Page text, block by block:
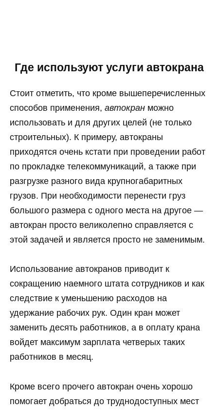
Где используют услуги автокрана
Стоит отметить, что кроме вышеперечисленных
способов применения, автокран можно
использовать и для других целей (не только
строительных). К примеру, автокраны
приходятся очень кстати при проведении работ
по прокладке телекоммуникаций, а также при
разгрузке разного вида крупногабаритных
грузов. При необходимости перенести груз
большого размера с одного места на другое —
автокран просто великолепно справляется с
этой задачей и является просто не заменимым.
Использование автокранов приводит к
сокращению наемного штата сотрудников и как
следствие к уменьшению расходов на
удержание рабочих рук. Один кран может
заменить десять работников, а в оплату крана
войдет максимум зарплата четверых таких
работников в месяц.
Кроме всего прочего автокран очень хорошо
помогает добраться до труднодоступных мест